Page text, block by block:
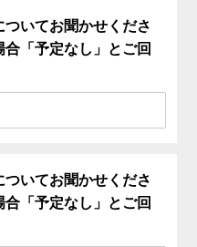
いてお聞かせくださ
「予定なし」とご回
いてお聞かせくださ
「予定なし」とご回